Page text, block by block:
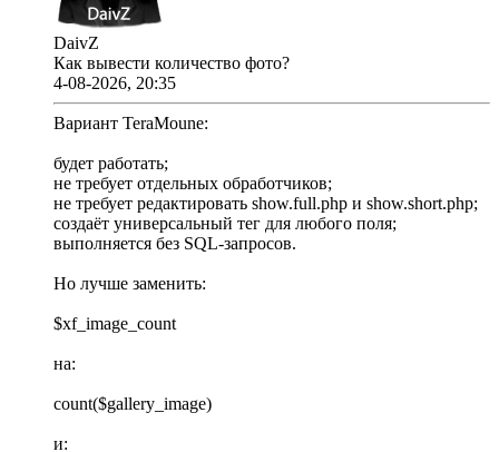
DaivZ
Как вывести количество фото?
4-08-2026, 20:35
Вариант TeraMoune:
будет работать;
не требует отдельных обработчиков;
не требует редактировать show.full.php и show.short.php;
создаёт универсальный тег для любого поля;
выполняется без SQL-запросов.
Но лучше заменить:
$xf_image_count
на:
count($gallery_image)
и: